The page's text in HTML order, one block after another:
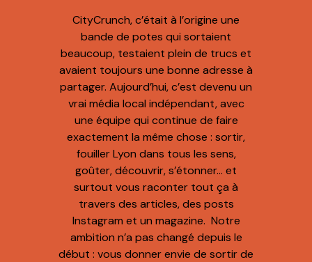
CityCrunch, c’était à l’origine une
bande de potes qui sortaient
beaucoup, testaient plein de trucs et
avaient toujours une bonne adresse à
partager. Aujourd’hui, c’est devenu un
vrai média local indépendant, avec
une équipe qui continue de faire
exactement la même chose : sortir,
fouiller Lyon dans tous les sens,
goûter, découvrir, s’étonner… et
surtout vous raconter tout ça à
travers des articles, des posts
Instagram et un magazine. Notre
ambition n’a pas changé depuis le
début : vous donner envie de sortir de